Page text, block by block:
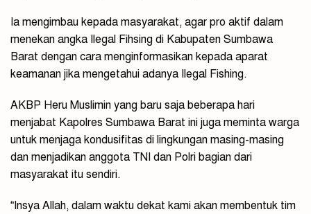
Ia mengimbau kepada masyarakat, agar pro aktif dalam
menekan angka Ilegal Fihsing di Kabupaten Sumbawa
Barat dengan cara menginformasikan kepada aparat
keamanan jika mengetahui adanya Ilegal Fishing.
AKBP Heru Muslimin yang baru saja beberapa hari
menjabat Kapolres Sumbawa Barat ini juga meminta warga
untuk menjaga kondusifitas di lingkungan masing-masing
dan menjadikan anggota TNI dan Polri bagian dari
masyarakat itu sendiri.
“Insya Allah, dalam waktu dekat kami akan membentuk tim